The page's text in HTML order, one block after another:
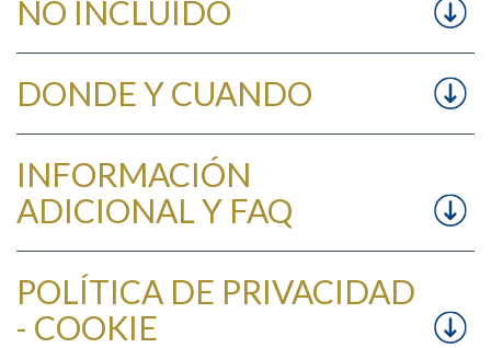
NO INCLUIDO
DONDE Y CUANDO
INFORMACIÓN
ADICIONAL Y FAQ
POLÍTICA DE PRIVACIDAD
- COOKIE